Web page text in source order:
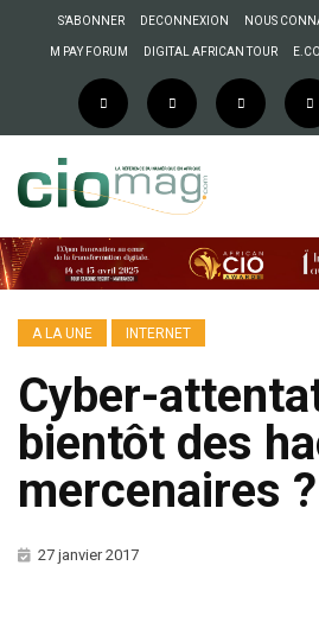
S’ABONNER DECONNEXION NOUS
M PAY FORUM DIGITAL AFRICAN TOUR
A LA UNE INTERNET
Cyber-
bientôt des
mercenaires ?
27 janvier 2017